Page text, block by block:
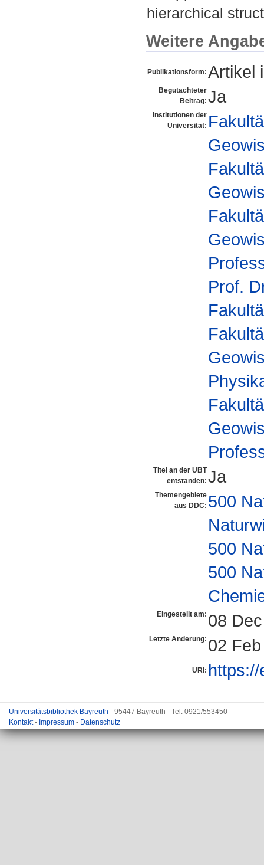
hierarchical
Weitere
Publikationsform: Artikel
Begutachteter
Beitrag: Ja
Institutionen der
Universität:
Prof.
Titel an der UBT
entstanden: Ja
Themengebiete
aus DDC: 500
500
500
Eingestellt am: 08
Letzte Änderung: 02
URI:
Universitätsbibliothek Bayreuth - 95447 Bayreuth - Tel. 0921/553450
Kontakt- Impressum - Datenschutz